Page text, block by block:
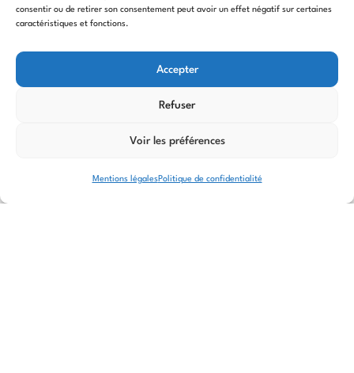
consentir ou de retirer son consentement peut avoir un effet négatif sur certaines
caractéristiques et fonctions.
Accepter
Refuser
Voir les préférences
Mentions légalesPolitique de confidentialité
7 avril 2026 - 12 avril 2026
Institut pour les Savoir-Faire Français
Voir le site Web de l'organisateur
Vers le site de l'évènement